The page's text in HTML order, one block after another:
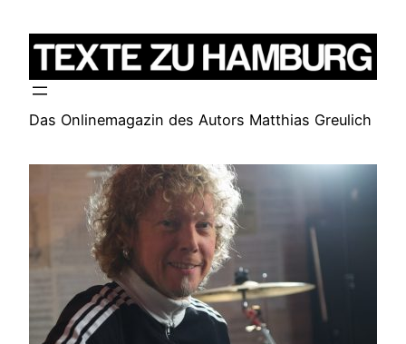
Inhalt
springen
Das Onlinemagazin des Autors Matthias Greulich